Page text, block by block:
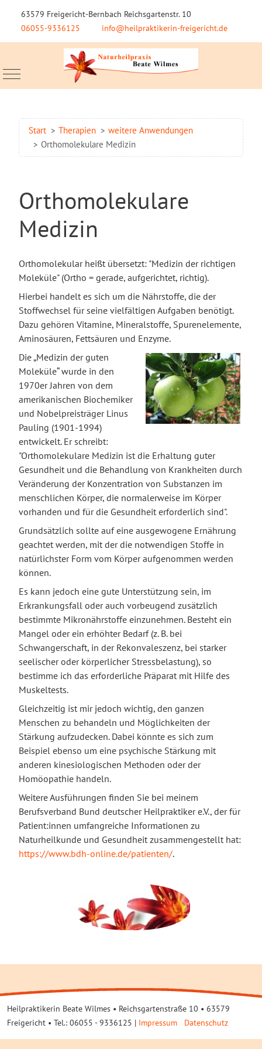
63579 Freigericht-Bernbach Reichsgartenstr. 10
06055-9336125
info@heilpraktikerin-freigericht.de
Mobile Menu Toggle
Start Therapien
weitere Anwendungen
Orthomolekulare Medizin
Orthomolekulare
Medizin
Orthomolekular heißt übersetzt: "Medizin der richtigen
Moleküle" (Ortho = gerade, aufgerichtet, richtig).
Hierbei handelt es sich um die Nährstoffe, die der
Stoffwechsel für seine vielfältigen Aufgaben benötigt.
Dazu gehören Vitamine, Mineralstoffe, Spurenelemente,
Aminosäuren, Fettsäuren und Enzyme.
Die „Medizin der guten
Moleküle“ wurde in den
1970er Jahren von dem
amerikanischen Biochemiker
und Nobelpreisträger Linus
Pauling (1901-1994)
entwickelt. Er schreibt:
"Orthomolekulare Medizin ist die Erhaltung guter
Gesundheit und die Behandlung von Krankheiten durch
Veränderung der Konzentration von Substanzen im
menschlichen Körper, die normalerweise im Körper
vorhanden und für die Gesundheit erforderlich sind".
Grundsätzlich sollte auf eine ausgewogene Ernährung
geachtet werden, mit der die notwendigen Stoffe in
natürlichster Form vom Körper aufgenommen werden
können.
Es kann jedoch eine gute Unterstützung sein, im
Erkrankungsfall oder auch vorbeugend zusätzlich
bestimmte Mikronährstoffe einzunehmen. Besteht ein
Mangel oder ein erhöhter Bedarf (z. B. bei
Schwangerschaft, in der Rekonvaleszenz, bei starker
seelischer oder körperlicher Stressbelastung), so
bestimme ich das erforderliche Präparat mit Hilfe des
Muskeltests.
Gleichzeitig ist mir jedoch wichtig, den ganzen
Menschen zu behandeln und Möglichkeiten der
Stärkung aufzudecken. Dabei könnte es sich zum
Beispiel ebenso um eine psychische Stärkung mit
anderen kinesiologischen Methoden oder der
Homöopathie handeln.
Weitere Ausführungen finden Sie bei meinem
Berufsverband Bund deutscher Heilpraktiker e.V., der für
Patient:innen umfangreiche Informationen zu
Naturheilkunde und Gesundheit zusammengestellt hat:
https://www.bdh-online.de/patienten/.
Heilpraktikerin Beate Wilmes • Reichsgartenstraße 10 • 63579
Freigericht • Tel.: 06055 - 9336125 | Impressum Datenschutz